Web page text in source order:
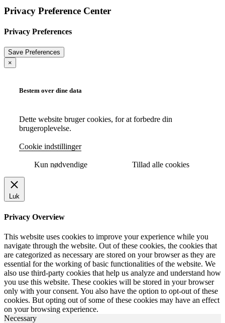
Privacy Preference Center
Privacy Preferences
×
Bestem over dine data
Dette website bruger cookies, for at forbedre din
brugeroplevelse.
Cookie indstillinger
Kun nødvendige Tillad alle cookies
Luk
Privacy Overview
This website uses cookies to improve your experience while you
navigate through the website. Out of these cookies, the cookies that
are categorized as necessary are stored on your browser as they are
essential for the working of basic functionalities of the website. We
also use third-party cookies that help us analyze and understand how
you use this website. These cookies will be stored in your browser
only with your consent. You also have the option to opt-out of these
cookies. But opting out of some of these cookies may have an effect
on your browsing experience.
Necessary